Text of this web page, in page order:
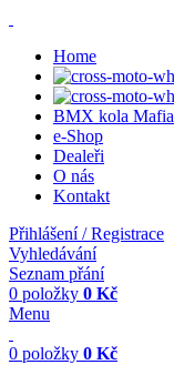
Home
BMX kola Mafia
e-Shop
Dealeři
O nás
Kontakt
Přihlášení / Registrace
Vyhledávání
Seznam přání
0 položky 0 Kč
Menu
0 položky 0 Kč